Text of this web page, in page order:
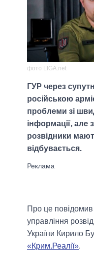
фото LIGA.net
ГУР через
російською
проблеми зі
інформації, але
розвідники
відбувається.
Про це
управління
України Кирило
«Крим.Реалії».